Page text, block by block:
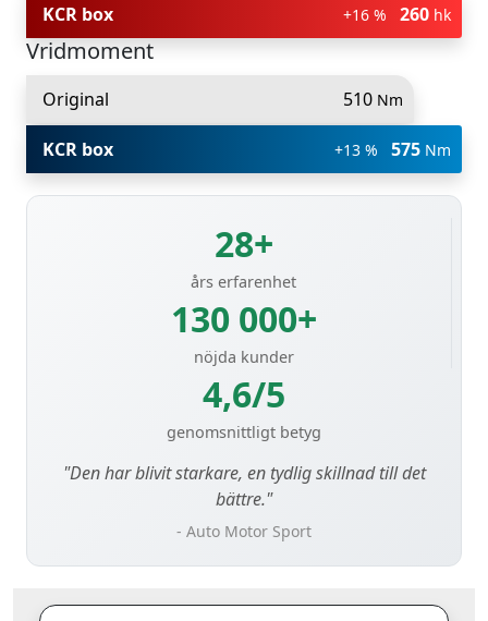
KCR box +16 % 260 hk
Vridmoment
Original 510 Nm
KCR box +13 % 575 Nm
28+
års erfarenhet
130 000+
nöjda kunder
4,6/5
genomsnittligt betyg
"Den har blivit starkare, en tydlig skillnad till det
bättre."
- Auto Motor Sport